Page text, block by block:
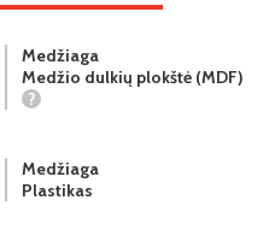
Medžiaga
Medžio dulkių plokštė (MDF)
?
Medžiaga
Plastikas